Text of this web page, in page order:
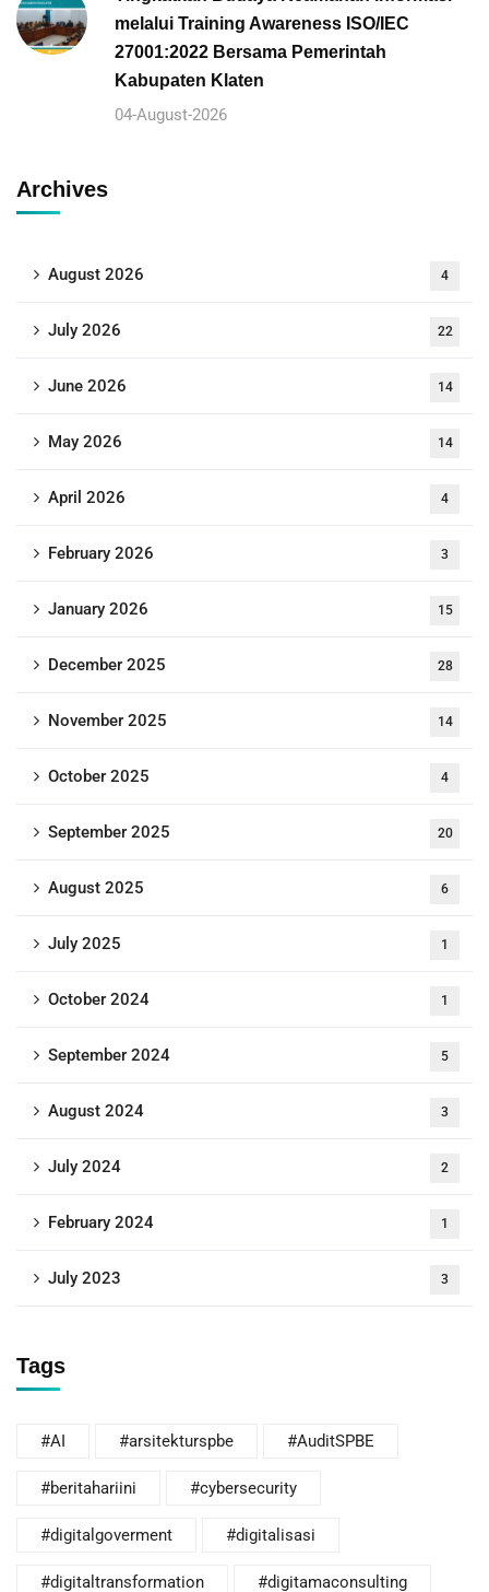
melalui Training Awareness ISO/IEC
27001:2022 Bersama Pemerintah
Kabupaten Klaten
04-August-2026
Archives
August 2026 4
July 2026 22
June 2026 14
May 2026 14
April 2026 4
February 2026 3
January 2026 15
December 2025 28
November 2025 14
October 2025 4
September 2025 20
August 2025 6
July 2025 1
October 2024 1
September 2024 5
August 2024 3
July 2024 2
February 2024 1
July 2023 3
Tags
#AI #arsitekturspbe #AuditSPBE
#beritahariini #cybersecurity
#digitalgoverment #digitalisasi
#digitaltransformation #digitamaconsulting